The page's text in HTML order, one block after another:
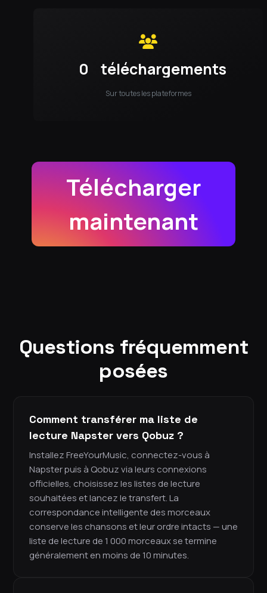
0 téléchargements
Sur toutes les plateformes
Télécharger
maintenant
Questions fréquemment
posées
Comment transférer ma liste de
lecture Napster vers Qobuz ?
Installez FreeYourMusic, connectez-vous à
Napster puis à Qobuz via leurs connexions
officielles, choisissez les listes de lecture
souhaitées et lancez le transfert. La
correspondance intelligente des morceaux
conserve les chansons et leur ordre intacts — une
liste de lecture de 1 000 morceaux se termine
généralement en moins de 10 minutes.